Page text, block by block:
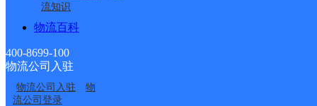
流知识
物流百科
400-8699-100
物流公司入驻
物流公司入驻
物
流公司登录
湖新区服务部
安徽蚌埠万达公司
光彩邮政所
糖糖百货潘安娇
蚌埠市龙子湖区杨根强
果蔬店杨根强
蚌埠禹会区二部